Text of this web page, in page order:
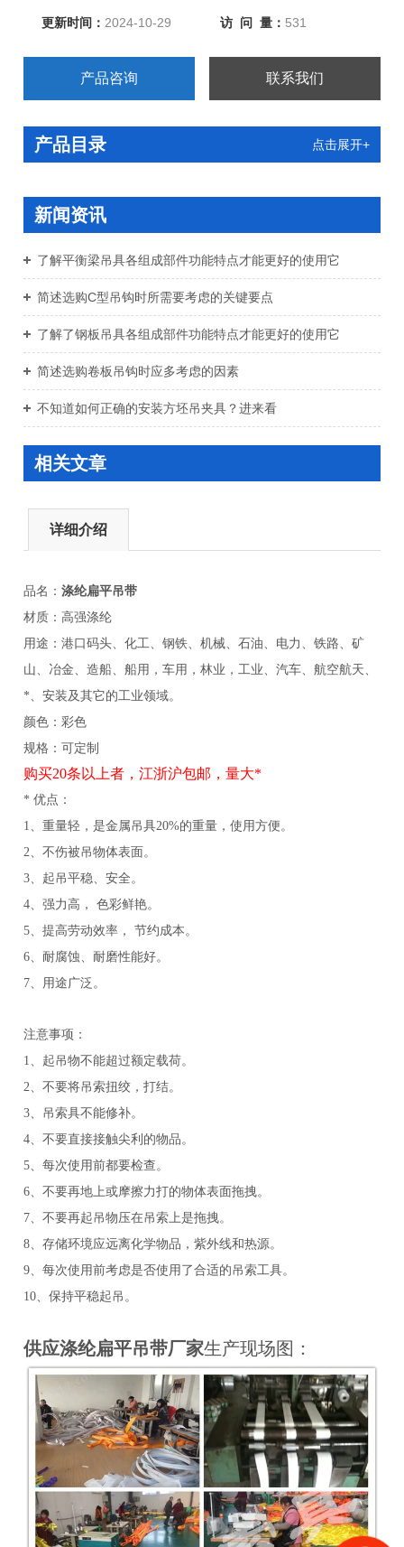
更新时间：2024-10-29 访 问 量： 531
产品咨询 联系我们
产品目录 点击展开+
新闻资讯
了解平衡梁吊具各组成部件功能特点才能更好的使用它
简述选购C型吊钩时所需要考虑的关键要点
了解了钢板吊具各组成部件功能特点才能更好的使用它
简述选购卷板吊钩时应多考虑的因素
不知道如何正确的安装方坯吊夹具？进来看
相关文章
详细介绍
品名：涤纶扁平吊带
材质：高强涤纶
用途：港口码头、化工、钢铁、机械、石油、电力、铁路、矿
山、冶金、造船、船用，车用，林业，工业、汽车、航空航天、
*、安装及其它的工业领域。
颜色：彩色
规格：可定制
购买20条以上者，江浙沪包邮，量大*
* 优点：
1、重量轻，是金属吊具20%的重量，使用方便。
2、不伤被吊物体表面。
3、起吊平稳、安全。
4、强力高， 色彩鲜艳。
5、提高劳动效率， 节约成本。
6、耐腐蚀、耐磨性能好。
7、用途广泛。
注意事项：
1、起吊物不能超过额定载荷。
2、不要将吊索扭绞，打结。
3、吊索具不能修补。
4、不要直接接触尖利的物品。
5、每次使用前都要检查。
6、不要再地上或摩擦力打的物体表面拖拽。
7、不要再起吊物压在吊索上是拖拽。
8、存储环境应远离化学物品，紫外线和热源。
9、每次使用前考虑是否使用了合适的吊索工具。
10、保持平稳起吊。
供应涤纶扁平吊带厂家生产现场图：